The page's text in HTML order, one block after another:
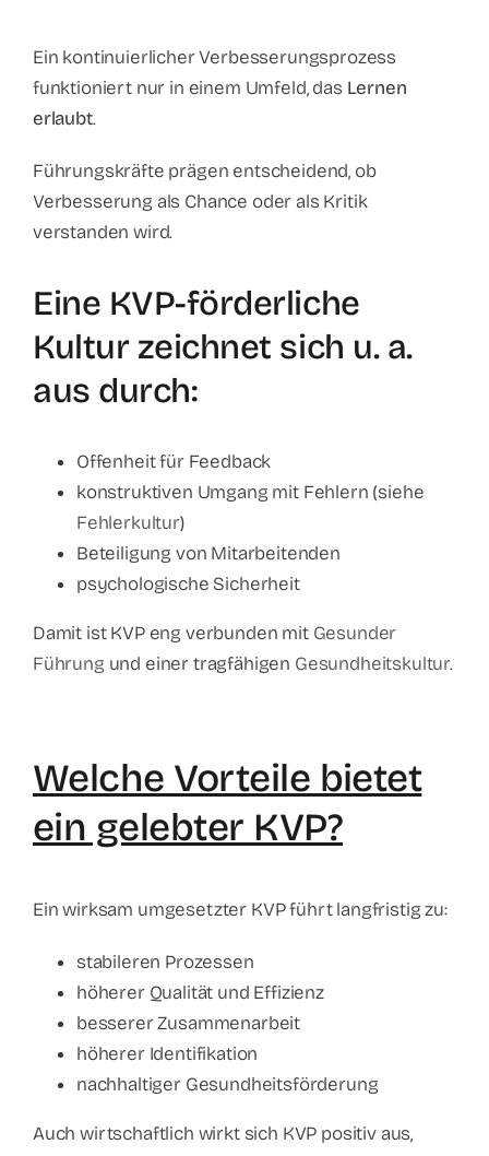
Ein kontinuierlicher Verbesserungsprozess
funktioniert nur in einem Umfeld, das Lernen
erlaubt.
Führungskräfte prägen entscheidend, ob
Verbesserung als Chance oder als Kritik
verstanden wird.
Eine KVP-förderliche
Kultur zeichnet sich u. a.
aus durch:
Offenheit für Feedback
konstruktiven Umgang mit Fehlern (siehe
Fehlerkultur)
Beteiligung von Mitarbeitenden
psychologische Sicherheit
Damit ist KVP eng verbunden mit Gesunder
Führung und einer tragfähigen Gesundheitskultur.
Welche Vorteile bietet
ein gelebter KVP?
Ein wirksam umgesetzter KVP führt langfristig zu:
stabileren Prozessen
höherer Qualität und Effizienz
besserer Zusammenarbeit
höherer Identifikation
nachhaltiger Gesundheitsförderung
Auch wirtschaftlich wirkt sich KVP positiv aus,